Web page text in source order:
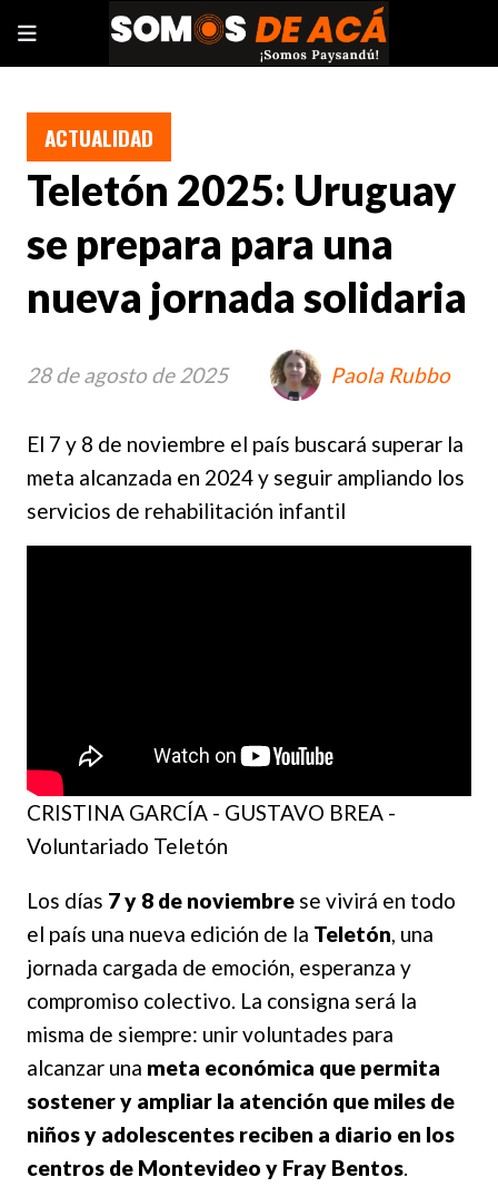
Teletón 2025: Uruguay
se prepara para una
nueva jornada solidaria
El 7 y 8 de noviembre el país buscará superar la
meta alcanzada en 2024 y seguir ampliando los
servicios de rehabilitación infantil
ACTUALIDAD
28 de agosto de 2025 Paola Rubbo
CRISTINA GARCÍA - GUSTAVO BREA -
Voluntariado Teletón
Los días 7 y 8 de noviembre se vivirá en todo
el país una nueva edición de la Teletón, una
jornada cargada de emoción, esperanza y
compromiso colectivo. La consigna será la
misma de siempre: unir voluntades para
alcanzar una meta económica que permita
sostener y ampliar la atención que miles de
niños y adolescentes reciben a diario en los
centros de Montevideo y Fray Bentos.